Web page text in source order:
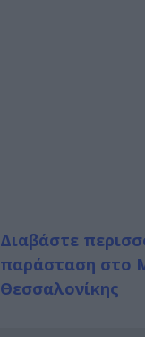
Διαβάστε
παράσταση στο
Θεσσαλονίκης